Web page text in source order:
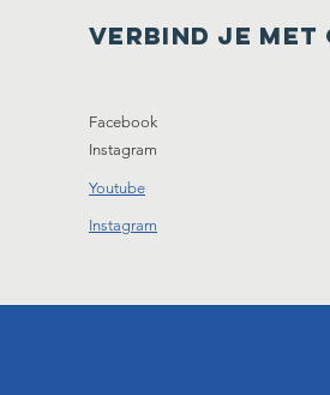
Verbind je met
Facebook
Instagram
Youtube
Instagram